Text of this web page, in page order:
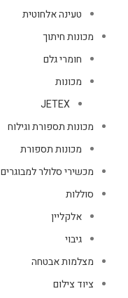
טעינה אלחוטית
מכונות חיתוך
חומרי גלם
מכונות
JETEX
מכונות תספורת וגילוח
מכונות תספורת
מכשירי סלולר למבוגרים
סוללות
אלקליין
גיבוי
מצלמות אבטחה
ציוד צילום